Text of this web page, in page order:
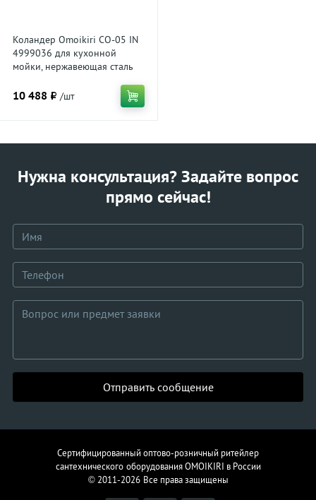
Коландер Omoikiri CO-05 IN
4999036 для кухонной
мойки, нержавеющая сталь
10 488 ₽ /шт
Нужна консультация? Задайте вопрос
прямо сейчас!
Отправить сообщение
Сертифицированный оптово-розничный ритейлер
сантехнического оборудованияOMOIKIRI в России
© 2011-2026 Все права защищены